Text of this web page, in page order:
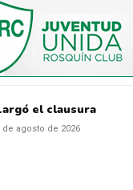
el clausura
de agosto de 2026